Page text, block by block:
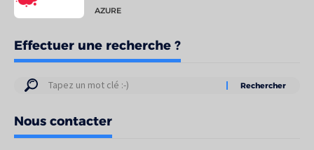
AZURE
Effectuer une recherche ?
Résultats
votre
recherche
Nous contacter